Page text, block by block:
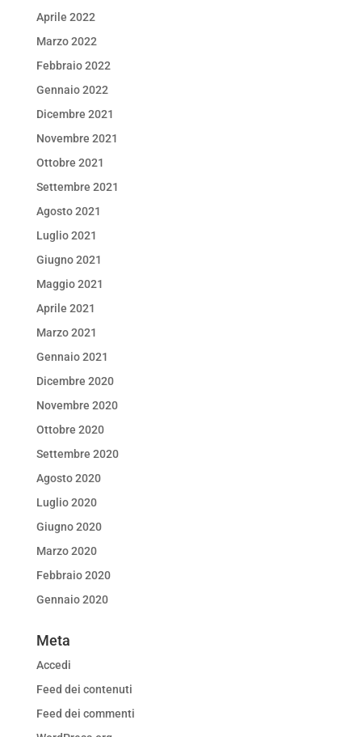
Aprile 2022
Marzo 2022
Febbraio 2022
Gennaio 2022
Dicembre 2021
Novembre 2021
Ottobre 2021
Settembre 2021
Agosto 2021
Luglio 2021
Giugno 2021
Maggio 2021
Aprile 2021
Marzo 2021
Gennaio 2021
Dicembre 2020
Novembre 2020
Ottobre 2020
Settembre 2020
Agosto 2020
Luglio 2020
Giugno 2020
Marzo 2020
Febbraio 2020
Gennaio 2020
Meta
Accedi
Feed dei contenuti
Feed dei commenti